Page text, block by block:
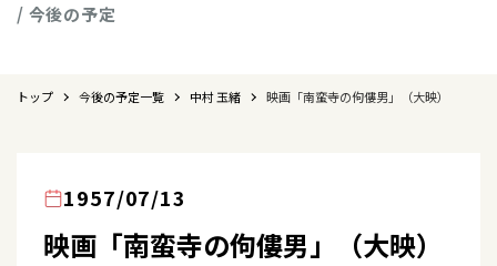
/ 今後の予定
トップ 今後の予定一覧 中村 玉緒 映画「南蛮寺の佝僂男」（大映）
1957/07/13
映画「南蛮寺の佝僂男」（大映）